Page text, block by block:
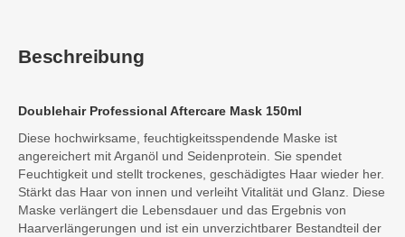
Beschreibung
Doublehair Professional Aftercare Mask 150ml
Diese hochwirksame, feuchtigkeitsspendende Maske ist
angereichert mit Arganöl und Seidenprotein. Sie spendet
Feuchtigkeit und stellt trockenes, geschädigtes Haar wieder her.
Stärkt das Haar von innen und verleiht Vitalität und Glanz. Diese
Maske verlängert die Lebensdauer und das Ergebnis von
Haarverlängerungen und ist ein unverzichtbarer Bestandteil der